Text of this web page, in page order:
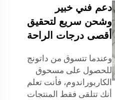
دعم فني خبير
وشحن سريع لتحقيق
أقصى درجات الراحة
وعندما تتسوق من داتونج
للحصول على مسحوق
الكاربوراندوم، فأنت تعلم
أنك تتلقى فقط المنتجات